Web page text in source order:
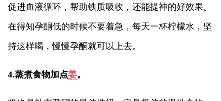
促进血液循环，帮助铁质吸收，还能提神的好效果。
在得知孕酮低的时候不要着急，每天一杯柠檬水，坚
持这样喝，慢慢孕酮就可以上去。
4.蒸煮食物加点姜。